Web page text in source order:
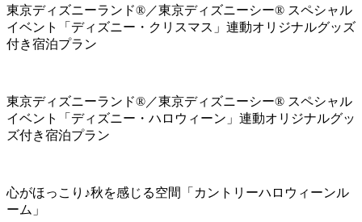
東京ディズニーランド®／東京ディズニーシー® スペシャル
イベント「ディズニー・クリスマス」連動オリジナルグッズ
付き宿泊プラン
東京ディズニーランド®／東京ディズニーシー® スペシャル
イベント「ディズニー・ハロウィーン」連動オリジナルグッ
ズ付き宿泊プラン
心がほっこり♪秋を感じる空間「カントリーハロウィーンル
ーム」